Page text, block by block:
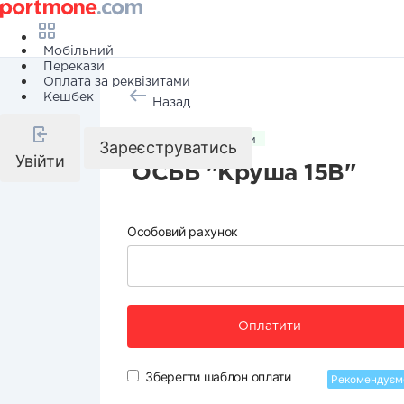
Мобільний
Перекази
Оплата за реквізитами
Кешбек
Увійти
Зареєструватись
Назад
Комунальні послуги
ОСББ "Круша 15В"
Особовий рахунок
Оплатити
Зберегти шаблон оплати